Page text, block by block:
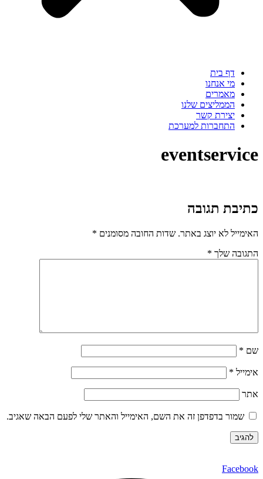
דף בית
מי אנחנו
מאמרים
הממליצים שלנו
יצירת קשר
התחברות למערכת
eventservice
כתיבת תגובה
האימייל לא יוצג באתר. שדות החובה מסומנים *
התגובה שלך *
שם *
אימייל *
אתר
שמור בדפדפן זה את השם, האימייל והאתר שלי לפעם הבאה שאגיב.
Facebook